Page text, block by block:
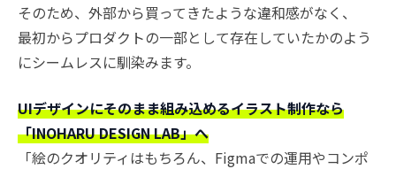
そのため、外部から買ってきたような違和感がなく、
最初からプロダクトの一部として存在していたかのよう
にシームレスに馴染みます。
UIデザインにそのまま組み込めるイラスト制作なら
「INOHARU DESIGN LAB」へ
「絵のクオリティはもちろん、Figmaでの運用やコンポ